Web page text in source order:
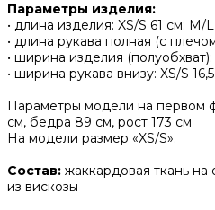
Параметры изделия:
• длина изделия: XS/S 61 см; M/
• длина рукава полная (с
• ширина изделия
• ширина рукава внизу: XS/S
Параметры модели на первом
см, бедра 89 см, рост 173 см
На модели размер «XS/S».
Состав: жаккардовая ткань на
из вискозы